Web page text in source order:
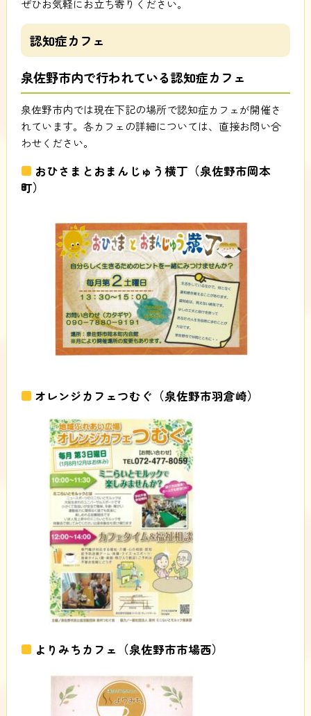
ぜひお気軽にお立ち寄りください。
認知症カフェ
泉佐野市内で行われている認知症カフェ
泉佐野市内では現在下記の場所で認知症カフェが開催さ
れています。各カフェの詳細については、直接お問い合
わせください。
おひさまとおまんじゅう横丁（泉佐野市岡本
町）
オレンジカフェつむぐ（泉佐野市羽倉崎）
よりみちカフェ（泉佐野市市場西）